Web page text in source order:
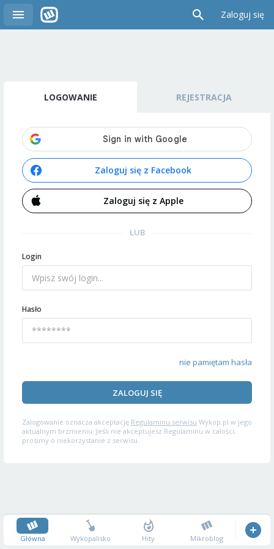
Zaloguj się
LOGOWANIE REJESTRACJA
Zaloguj się z Facebook
Zaloguj się z Apple
LUB
Login
Hasło
nie pamiętam hasła
ZALOGUJ SIĘ
Zalogowanie oznacza akceptację Regulaminu serwisu Wykop.pl w jego
aktualnym brzmieniu. Jeśli nie akceptujesz Regulaminu w całości,
prosimy o niekorzystanie z serwisu.
Główna Wykopalisko Hity Mikroblog